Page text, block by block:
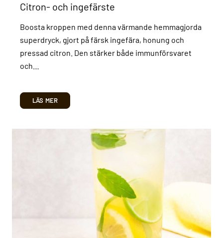
Citron- och ingefärste
Boosta kroppen med denna värmande hemmagjorda
superdryck, gjort på färsk ingefära, honung och
pressad citron. Den stärker både immunförsvaret
och…
LÄS MER